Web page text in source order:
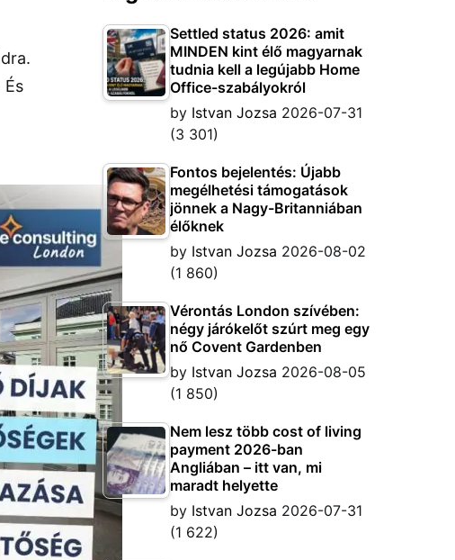
Settled status 2026: amit
MINDEN kint élő magyarnak
tudnia kell a legújabb Home
Office-szabályokról
by Istvan Jozsa 2026-07-31
(3 301)
Fontos bejelentés: Újabb
megélhetési támogatások
jönnek a Nagy-Britanniában
élőknek
by Istvan Jozsa 2026-08-02
(1 860)
Vérontás London szívében:
négy járókelőt szúrt meg egy
nő Covent Gardenben
by Istvan Jozsa 2026-08-05
(1 850)
Nem lesz több cost of living
payment 2026-ban
Angliában – itt van, mi
maradt helyette
by Istvan Jozsa 2026-07-31
(1 622)